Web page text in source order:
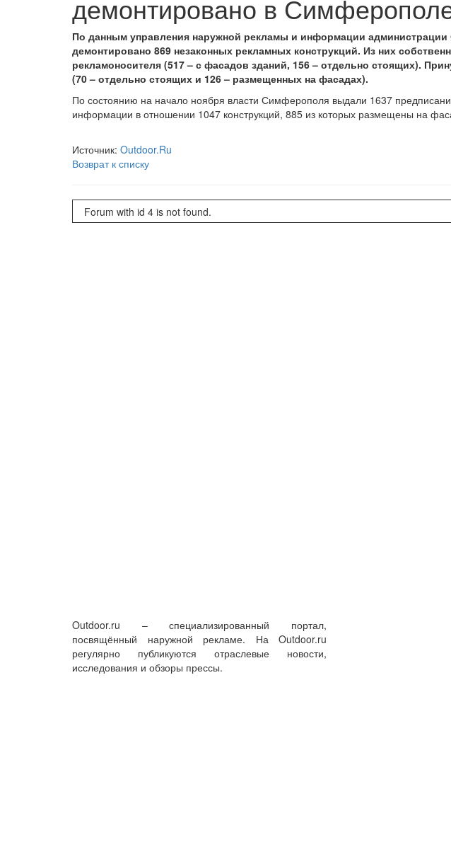
демонтировано в
По данным управления наружной рекламы и информации
демонтировано 869 незаконных рекламных конструкций. Из них
рекламоносителя (517 – с фасадов зданий, 156 – отдельно стоящих).
(70 – отдельно стоящих и 126 – размещенных на фасадах).
По состоянию на начало ноября власти Симферополя выдали 1637
информации в отношении 1047 конструкций, 885 из которых размещены на
Источник: Outdoor.Ru
Возврат к списку
Forum with id 4 is not found.
Outdoor.ru – специализированный портал,
посвящённый наружной рекламе. На Outdoor.ru
регулярно публикуются отраслевые новости,
исследования и обзоры прессы.